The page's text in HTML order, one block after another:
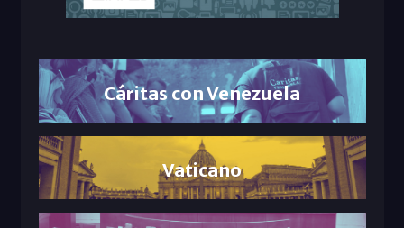
Cáritas con Venezuela
Vaticano